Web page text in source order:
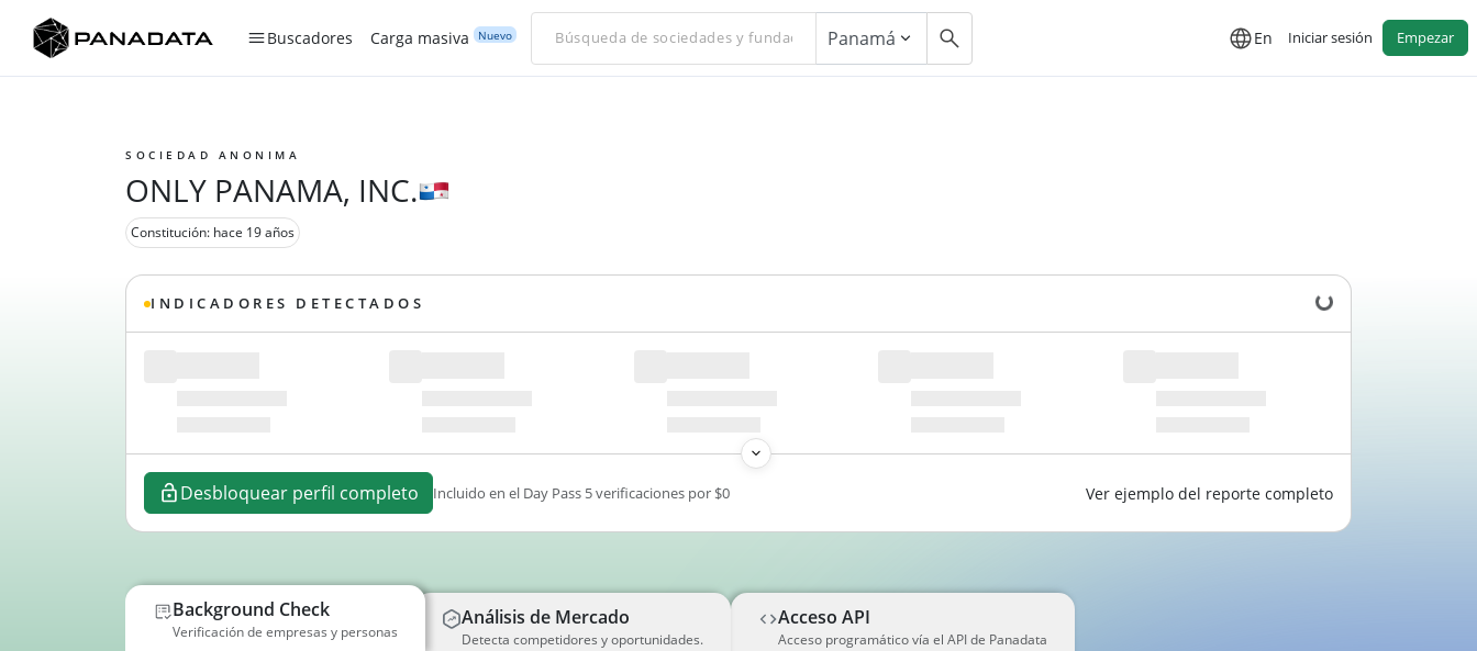
Buscadores Carga masiva Nuevo Panamá En Iniciar sesión Empezar
SOCIEDAD ANONIMA
ONLY PANAMA, INC.
Constitución: hace 19 años
INDICADORES DETECTADOS Cargando datos...
Desbloquear perfil completo Incluido en el Day Pass 5 verificaciones por $0 Ver ejemplo del reporte completo
Background Check
Verificación de empresas y personas
Análisis de Mercado
Detecta competidores y oportunidades.
Acceso API
Acceso programático vía el API de Panadata